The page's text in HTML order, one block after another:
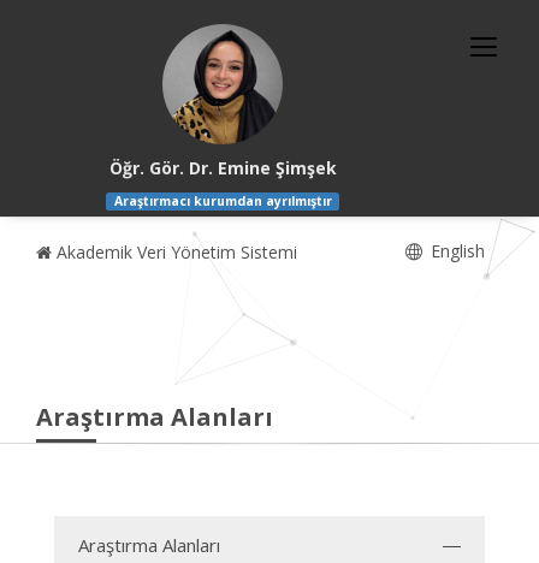
Öğr. Gör. Dr. Emine Şimşek
Araştırmacı kurumdan ayrılmıştır
Akademik Veri Yönetim Sistemi English
Araştırma Alanları
Araştırma Alanları